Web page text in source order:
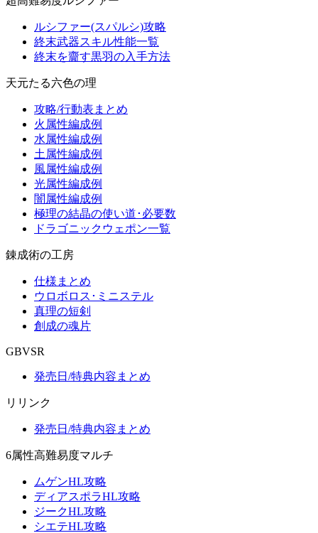
ルシファー(スパルシ)攻略
終末武器スキル性能一覧
終末を齎す黒羽の入手方法
天元たる六色の理
攻略/行動表まとめ
火属性編成例
水属性編成例
土属性編成例
風属性編成例
光属性編成例
闇属性編成例
極理の結晶の使い道･必要数
ドラゴニックウェポン一覧
錬成術の工房
仕様まとめ
ウロボロス･ミニステル
真理の短剣
創成の魂片
GBVSR
発売日/特典内容まとめ
リリンク
発売日/特典内容まとめ
6属性高難易度マルチ
ムゲンHL攻略
ディアスポラHL攻略
ジークHL攻略
シエテHL攻略